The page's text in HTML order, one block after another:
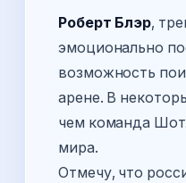
Роберт Блэр,
эмоционально
возможность
арене. В
чем команда
мира.
Отмечу, что